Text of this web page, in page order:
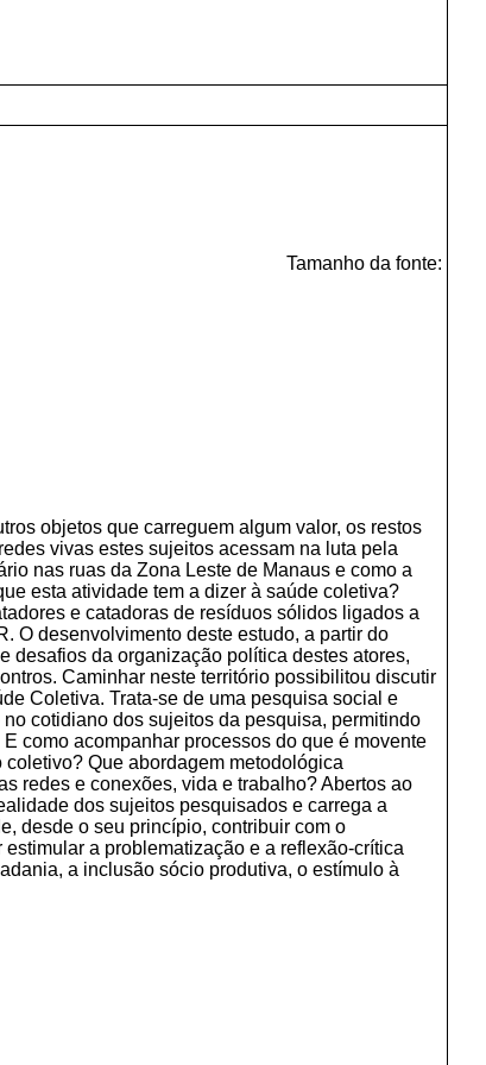
Tamanho da fonte:
objetos que carreguem algum valor, os restos
vivas estes sujeitos acessam na luta pela
nas ruas da Zona Leste de Manaus e como a
esta atividade tem a dizer à saúde coletiva?
e catadoras de resíduos sólidos ligados a
O desenvolvimento deste estudo, a partir do
desafios da organização política destes atores,
Caminhar neste território possibilitou discutir
Coletiva. Trata-se de uma pesquisa social e
cotidiano dos sujeitos da pesquisa, permitindo
como acompanhar processos do que é movente
Que abordagem metodológica
redes e conexões, vida e trabalho? Abertos ao
dos sujeitos pesquisados e carrega a
desde o seu princípio, contribuir com o
a problematização e a reflexão-crítica
a inclusão sócio produtiva, o estímulo à